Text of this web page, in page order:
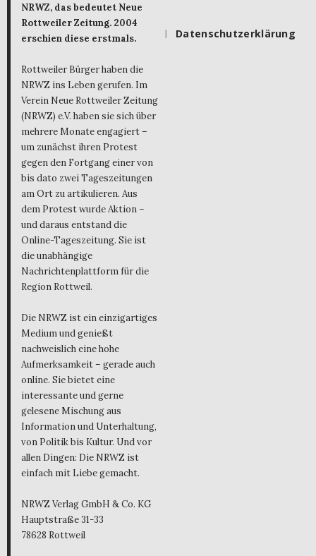
NRWZ, das bedeutet Neue
Rottweiler Zeitung. 2004
erschien diese erstmals.
Rottweiler Bürger haben die
NRWZ ins Leben gerufen. Im
Verein Neue Rottweiler Zeitung
(NRWZ) e.V. haben sie sich über
mehrere Monate engagiert –
um zunächst ihren Protest
gegen den Fortgang einer von
bis dato zwei Tageszeitungen
am Ort zu artikulieren. Aus
dem Protest wurde Aktion –
und daraus entstand die
Online-Tageszeitung. Sie ist
die unabhängige
Nachrichtenplattform für die
Region Rottweil.
Die NRWZ ist ein einzigartiges
Medium und genießt
nachweislich eine hohe
Aufmerksamkeit – gerade auch
online. Sie bietet eine
interessante und gerne
gelesene Mischung aus
Information und Unterhaltung,
von Politik bis Kultur. Und vor
allen Dingen: Die NRWZ ist
einfach mit Liebe gemacht.
NRWZ Verlag GmbH & Co. KG
Hauptstraße 31-33
78628 Rottweil
Datenschutzerklärung